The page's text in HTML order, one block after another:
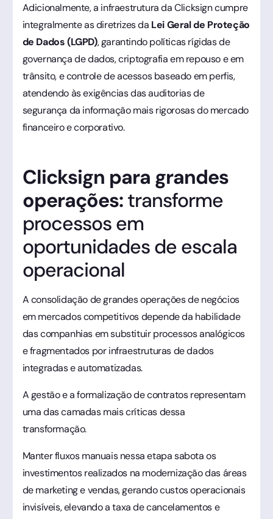
Adicionalmente, a infraestrutura da Clicksign cumpre
integralmente as diretrizes da Lei Geral de Proteção
de Dados (LGPD), garantindo políticas rígidas de
governança de dados, criptografia em repouso e em
trânsito, e controle de acessos baseado em perfis,
atendendo às exigências das auditorias de
segurança da informação mais rigorosas do mercado
financeiro e corporativo.
Clicksign para grandes
operações:transforme
processos em
oportunidades de escala
operacional
A consolidação de grandes operações de negócios
em mercados competitivos depende da habilidade
das companhias em substituir processos analógicos
e fragmentados por infraestruturas de dados
integradas e automatizadas.
A gestão e a formalização de contratos representam
uma das camadas mais críticas dessa
transformação.
Manter fluxos manuais nessa etapa sabota os
investimentos realizados na modernização das áreas
de marketing e vendas, gerando custos operacionais
invisíveis, elevando a taxa de cancelamentos e